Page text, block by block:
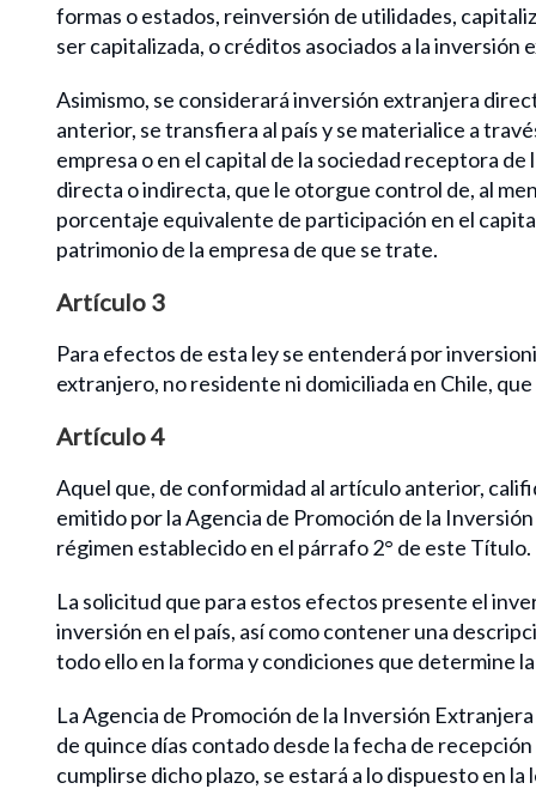
formas o estados, reinversión de utilidades,
ser capitalizada, o créditos asociados a la
Asimismo, se considerará inversión extranjera
anterior, se transfiera al país y se materialice a
empresa o en el capital de la sociedad receptora
directa o indirecta, que le otorgue control de, al
porcentaje equivalente de participación en el
patrimonio de la empresa de que se trate.
Artículo 3
Para efectos de esta ley se entenderá por
extranjero, no residente ni domiciliada en Chile,
Artículo 4
Aquel que, de conformidad al artículo anterior,
emitido por la Agencia de Promoción de la
régimen establecido en el párrafo 2° de este Título.
La solicitud que para estos efectos presente el
inversión en el país, así como contener una
todo ello en la forma y condiciones que determine
La Agencia de Promoción de la Inversión
de quince días contado desde la fecha de
cumplirse dicho plazo, se estará a lo dispuesto en